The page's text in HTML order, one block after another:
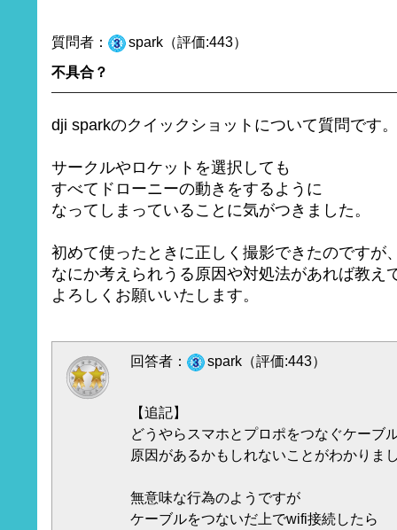
質問者：
spark（評価:443）
不具合？
dji sparkのクイックショットについて質問です。
サークルやロケットを選択しても
すべてドローニーの動きをするように
なってしまっていることに気がつきました。
初めて使ったときに正しく撮影できたのですが
なにか考えられうる原因や対処法があれば教え
よろしくお願いいたします。
回答者： spark（評価:443）
【追記】
どうやらスマホとプロポをつなぐケーブ
原因があるかもしれないことがわかりま
無意味な行為のようですが
ケーブルをつないだ上でwifi接続したら